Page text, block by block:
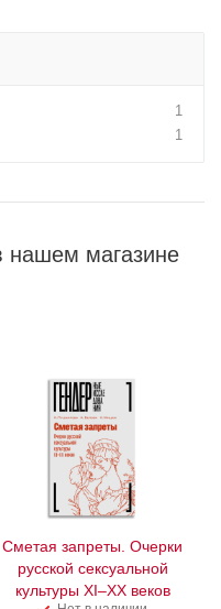
1
1
нашем магазине
Сметая запреты. Очерки
русской сексуальной
культуры XI–XX веков